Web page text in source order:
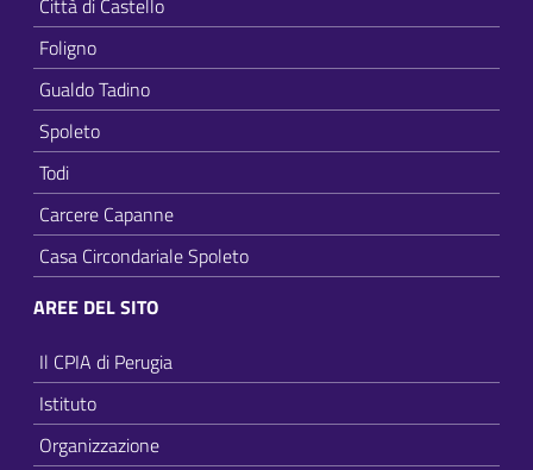
Foligno
Gualdo Tadino
Spoleto
Todi
Carcere Capanne
Casa Circondariale Spoleto
AREE DEL SITO
Il CPIA di Perugia
Istituto
Organizzazione